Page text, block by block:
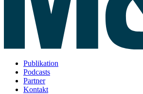
Publikation
Podcasts
Partner
Kontakt